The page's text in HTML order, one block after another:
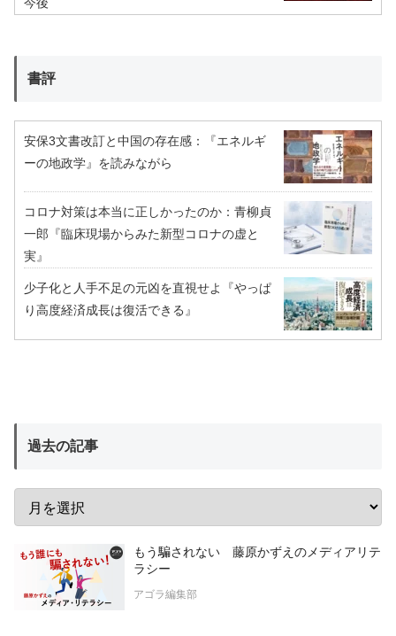
書評
安保3文書改訂と中国の存在感：『エネルギ
ーの地政学』を読みながら
コロナ対策は本当に正しかったのか：青柳貞
一郎『臨床現場からみた新型コロナの虚と
実』
少子化と人手不足の元凶を直視せよ『やっぱ
り高度経済成長は復活できる』
過去の記事
もう騙されない 藤原かずえのメディアリテ
ラシー
アゴラ編集部